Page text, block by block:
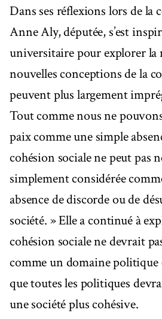
Dans ses réflexions lors de la
Anne Aly, députée, s’est
universitaire pour explorer la
nouvelles conceptions de la
peuvent plus largement
Tout comme nous ne
paix comme une simple
cohésion sociale ne peut pas
simplement considérée
absence de discorde ou de
société. » Elle a continué à
cohésion sociale ne devrait
comme un domaine politique
que toutes les politiques
une société plus cohésive.